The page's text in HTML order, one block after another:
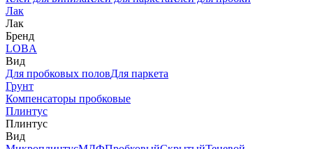
Лак
Лак
Бренд
LOBA
Вид
Для пробковых половДля паркета
Грунт
Компенсаторы пробковые
Плинтус
Плинтус
Вид